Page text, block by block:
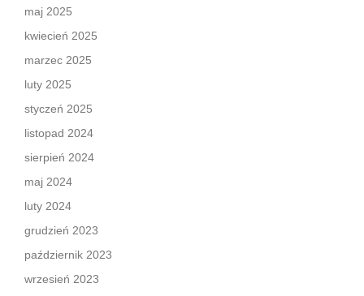
maj 2025
kwiecień 2025
marzec 2025
luty 2025
styczeń 2025
listopad 2024
sierpień 2024
maj 2024
luty 2024
grudzień 2023
październik 2023
wrzesień 2023